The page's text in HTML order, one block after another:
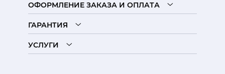
ОФОРМЛЕНИЕ ЗАКАЗА И ОПЛАТА
ГАРАНТИЯ
УСЛУГИ